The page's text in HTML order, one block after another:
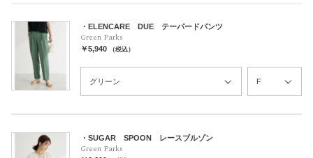
・ELENCARE DUE テーパードパンツ
Green Parks
￥5,940 （税込）
・SUGAR SPOON レースブルゾン
Green Parks